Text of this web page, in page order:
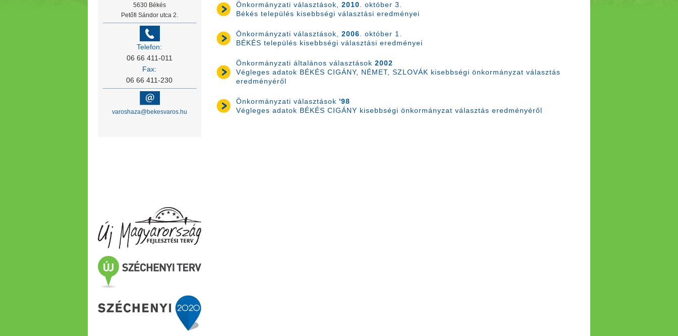
5630 Békés
Petőfi Sándor utca 2.
Telefon:
06 66 411-011
Fax:
06 66 411-230
varoshaza@bekesvaros.hu
Önkormányzati választások,2010 . október 3.
Békés település kisebbségi választási eredményei
Önkormányzati választások,2006 . október 1.
BÉKÉS település kisebbségi választási eredményei
Önkormányzati általános választások2002
Végleges adatok BÉKÉS CIGÁNY, NÉMET, SZLOVÁK kisebbségi önkormányzat választás
eredményéről
Önkormányzati választások'98
Végleges adatok BÉKÉS CIGÁNY kisebbségi önkormányzat választás eredményéről